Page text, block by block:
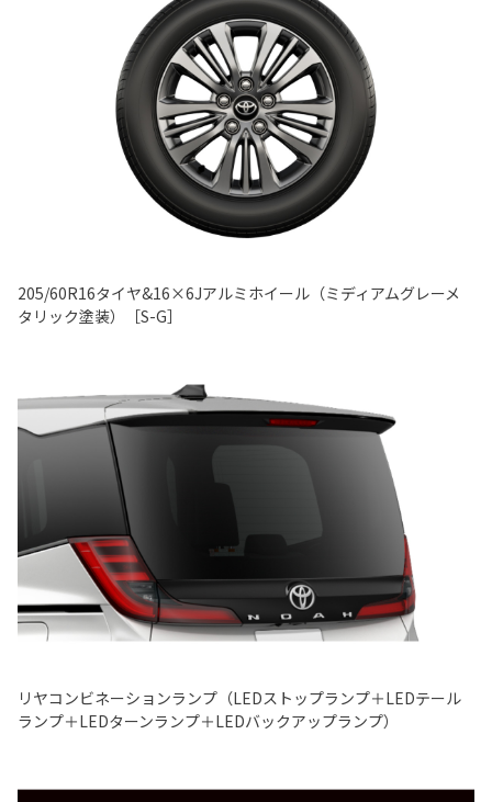
205/60R16タイヤ&16×6Jアルミホイール（ミディアムグレーメ
タリック塗装）［S-G］
リヤコンビネーションランプ（LEDストップランプ＋LEDテール
ランプ＋LEDターンランプ＋LEDバックアップランプ）